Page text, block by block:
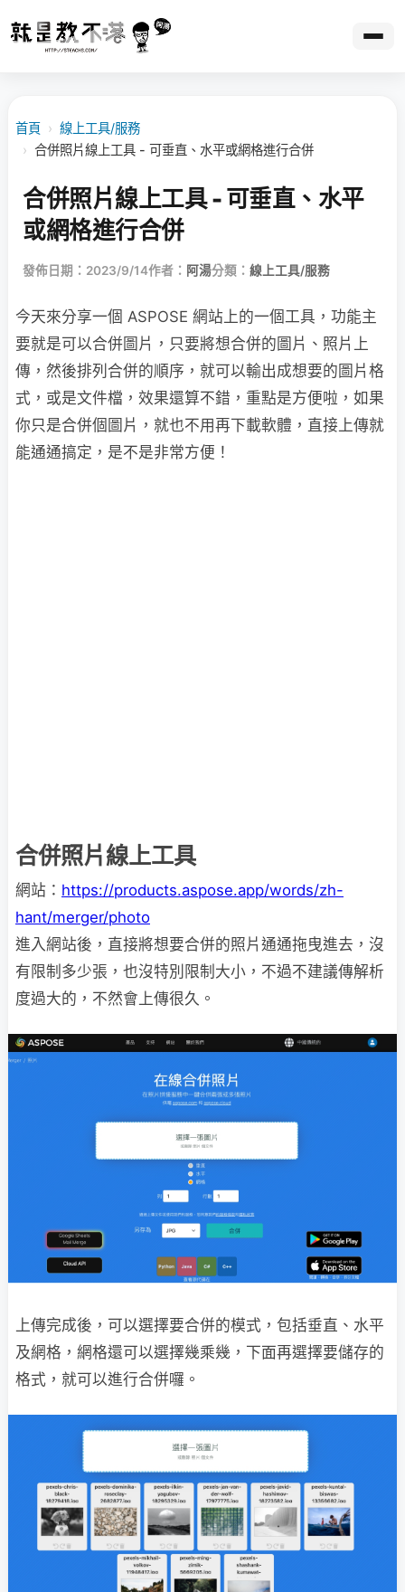
首頁 › 線上工具/服務
› 合併照片線上工具 - 可垂直、水平或網格進行合併
合併照片線上工具 - 可垂直、水平
或網格進行合併
發佈日期：2023/9/14作者： 阿湯分類： 線上工具/服務
今天來分享一個 ASPOSE 網站上的一個工具，功能主
要就是可以合併圖片，只要將想合併的圖片、照片上
傳，然後排列合併的順序，就可以輸出成想要的圖片格
式，或是文件檔，效果還算不錯，重點是方便啦，如果
你只是合併個圖片，就也不用再下載軟體，直接上傳就
能通通搞定，是不是非常方便！
合併照片線上工具
網站： https://products.aspose.app/words/zh-
hant/merger/photo
進入網站後，直接將想要合併的照片通通拖曳進去，沒
有限制多少張，也沒特別限制大小，不過不建議傳解析
度過大的，不然會上傳很久。
上傳完成後，可以選擇要合併的模式，包括垂直、水平
及網格，網格還可以選擇幾乘幾，下面再選擇要儲存的
格式，就可以進行合併囉。